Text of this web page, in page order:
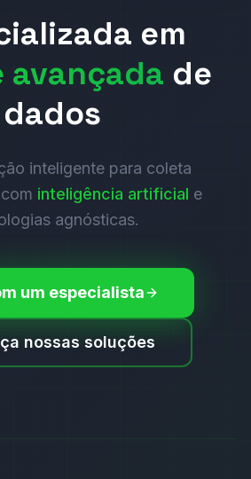
em
avançada de
dados
inteligente para coleta
inteligência artificial e
agnósticas.
um especialista
nossas soluções